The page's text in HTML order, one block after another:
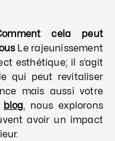
cela peut
Le rajeunissement
esthétique; il s’agit
qui peut revitaliser
mais aussi votre
blog, nous explorons
avoir un impact